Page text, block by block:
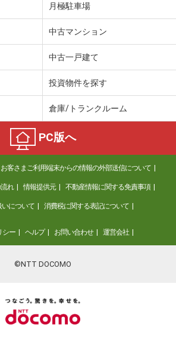
月極駐車場
中古マンション
中古一戸建て
投資物件を探す
倉庫/トランクルーム
PC版へ
お客さまご利用端末からの情報の外部送信について
れ 情報提供元 不動産情報に関する免責事項
について 消費税に関する表記について
シー ヘルプ お問い合わせ 運営会社
©NTT DOCOMO